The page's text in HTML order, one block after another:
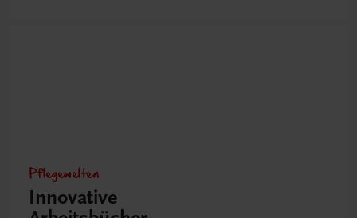
Pflegewelten
Innovative